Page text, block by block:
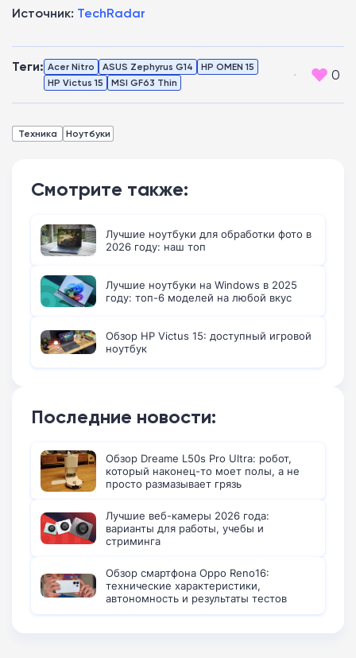
Источник: TechRadar
Теги: Acer Nitro ASUS Zephyrus G14
HP OMEN 15
HP Victus 15
MSI GF63 Thin 0
Техника Ноутбуки
Смотрите также:
Лучшие ноутбуки для обработки фото в
2026 году: наш топ
Лучшие ноутбуки на Windows в 2025
году: топ-6 моделей на любой вкус
Обзор HP Victus 15: доступный игровой
ноутбук
Последние новости:
Обзор Dreame L50s Pro Ultra: робот,
который наконец-то моет полы, а не
просто размазывает грязь
Лучшие веб-камеры 2026 года:
варианты для работы, учебы и
стриминга
Обзор смартфона Oppo Reno16:
технические характеристики,
автономность и результаты тестов